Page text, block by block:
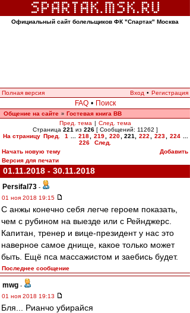
Официальный сайт болельщиков ФК "Спартак" Москва
Полная версия Вход • Регистрация
FAQ • Поиск
Общение на сайте » Гостевая книга ВВ
Пред. тема | След. тема
Страница 221 из 226[ Сообщений: 11262 ]
На страницу Пред. 1 218 219 220 221 222 223 224
226
След.
Начать новую тему
Добавить
Версия для печати
01.11.2018 - 30.11.2018
Persifal73 -
01 ноя 2018 19:15
С анжы конечно себя легче героем показать,
чем с рубином на выезде или с Рейнджерс.
Капитан, тренер и вице-президент у нас это
наверное самое днище, какое только может
быть. Ещё пса массажистом и заебись будет.
Последнее сообщение
mwg -
01 ноя 2018 19:13
Бля... Рианчо убирайся